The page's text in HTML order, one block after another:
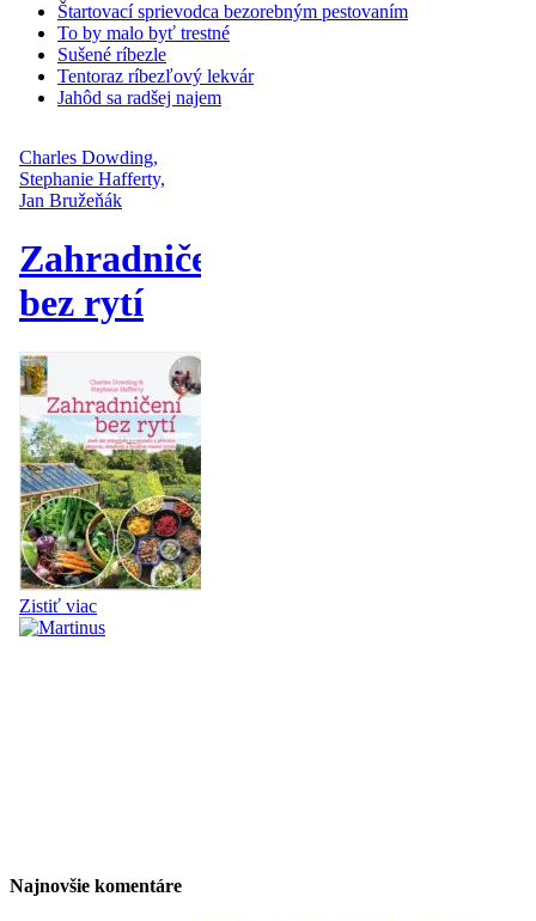
Štartovací sprievodca bezorebným pestovaním
To by malo byť trestné
Sušené ríbezle
Tentoraz ríbezľový lekvár
Jahôd sa radšej najem
Najnovšie komentáre